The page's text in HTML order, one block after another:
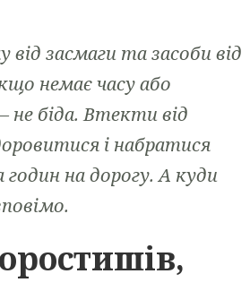
засмаги та засоби від
немає часу або
біда. Втекти від
і набратися
на дорогу. А куди